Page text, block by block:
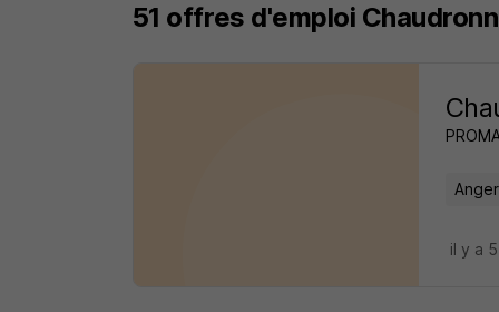
51 offres d'emploi
il y a